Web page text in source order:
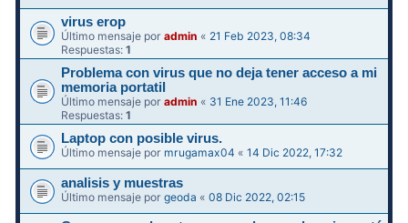
virus erop
Último mensaje poradmin « 21 Feb 2023, 08:34
Respuestas:1
Problema con virus que no deja tener acceso a mi
memoria portatil
Último mensaje poradmin « 31 Ene 2023, 11:46
Respuestas:1
Laptop con posible virus.
Último mensaje por mrugamax04 «14 Dic 2022, 17:32
analisis y muestras
Último mensaje porgeoda «08 Dic 2022, 02:15